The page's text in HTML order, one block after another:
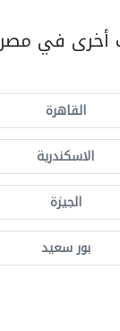
أخرى في مصر
القاهرة
الاسكندرية
الجيزة
بور سعيد